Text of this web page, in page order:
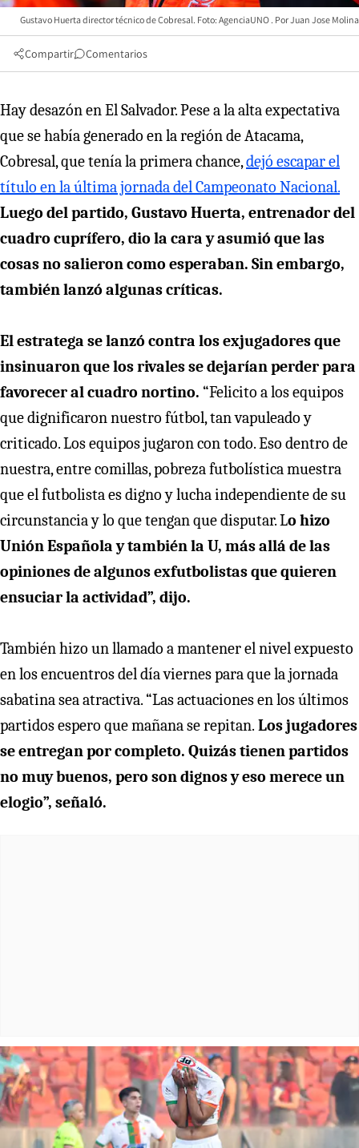
Gustavo Huerta director técnico de Cobresal. Foto: AgenciaUNO Juan Jose Molina
Compartir Comentarios
Hay desazón en El Salvador. Pese a la alta expectativa
que se había generado en la región de Atacama,
Cobresal, que tenía la primera chance,dejó escapar el
título en la última jornada del Campeonato Nacional.
Luego del partido, Gustavo Huerta, entrenador del
cuadro cuprífero, dio la cara y asumió que las
cosas no salieron como esperaban. Sin embargo,
también lanzó algunas críticas.
El estratega se lanzó contra los exjugadores que
insinuaron que los rivales se dejarían perder para
favorecer al cuadro nortino. “Felicito a los equipos
que dignificaron nuestro fútbol, tan vapuleado y
criticado. Los equipos jugaron con todo. Eso dentro de
nuestra, entre comillas, pobreza futbolística muestra
que el futbolista es digno y lucha independiente de su
circunstancia y lo que tengan que disputar. Lo hizo
Unión Española y también la U, más allá de las
opiniones de algunos exfutbolistas que quieren
ensuciar la actividad”, dijo.
También hizo un llamado a mantener el nivel expuesto
en los encuentros del día viernes para que la jornada
sabatina sea atractiva. “Las actuaciones en los últimos
partidos espero que mañana se repitan. Los jugadores
se entregan por completo. Quizás tienen partidos
no muy buenos, pero son dignos y eso merece un
elogio”, señaló.